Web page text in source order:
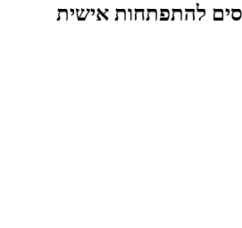
להתפתחות אישית